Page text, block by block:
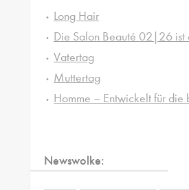
Long Hair
Die Salon Beauté 02|26 ist
Vatertag
Muttertag
Homme – Entwickelt für die besonderen Ansprüche
Newswolke: